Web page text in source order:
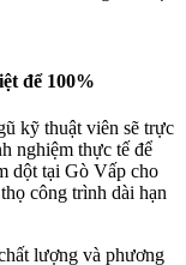
để 100%
kỹ thuật viên sẽ trực
nghiệm thực tế để
dột tại Gò Vấp cho
công trình dài hạn
lượng và phương